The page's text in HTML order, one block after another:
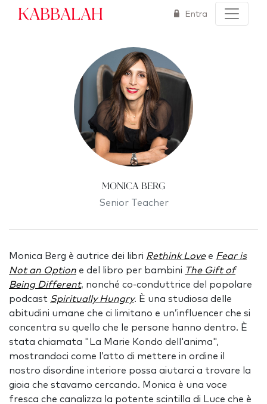
Kabbalah Entra
Monica Berg
Senior Teacher
Monica Berg è autrice dei libri Rethink Lovee Fear is
Not an Option e del libro per bambini The Gift of
Being Different, nonché co-conduttrice del popolare
podcast Spiritually Hungry. È una studiosa delle
abitudini umane che ci limitano e un’influencer che si
concentra su quello che le persone hanno dentro. È
stata chiamata "La Marie Kondo dell'anima",
mostrandoci come l’atto di mettere in ordine il
nostro disordine interiore possa aiutarci a trovare la
gioia che stavamo cercando. Monica è una voce
fresca che canalizza la potente scintilla di Luce che è